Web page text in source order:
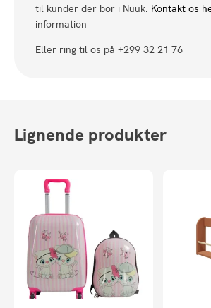
til kunder der bor i Nuuk. Kontakt os
information
Eller ring til os på +299 32 21 76
Lignende produkter